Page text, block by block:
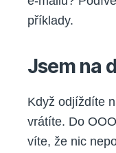
příklady.
Jsem na
Když odjíždíte
vrátíte. Do
víte, že nic